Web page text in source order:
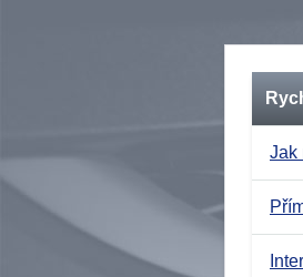
Jak